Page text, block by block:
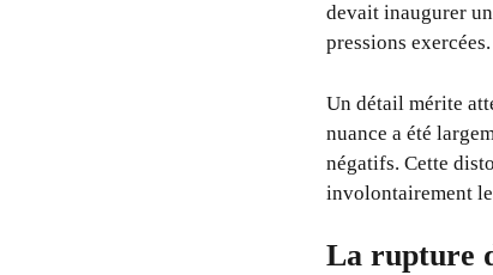
devait inaugurer
pressions exercées.
Un détail mérite
nuance a été
négatifs. Cette
involontairement
La rupture